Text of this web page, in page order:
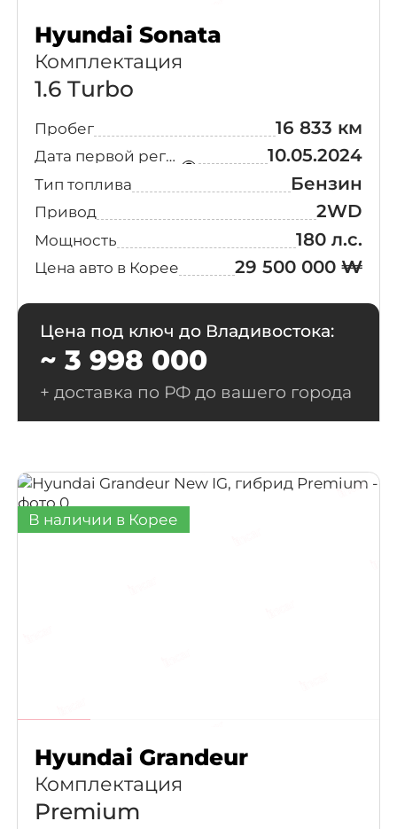
Hyundai Sonata
Комплектация
1.6 Turbo
Пробег 16 833 км
Дата первой регистрации 10.05.2024
Тип топлива Бензин
Привод 2WD
Мощность 180 л.с.
Цена авто в Корее 29 500 000 ₩
Цена под ключ до Владивостока:
~ 3 998 000
+ доставка по РФ до вашего города
В наличии в Корее
Hyundai Grandeur
Комплектация
Premium